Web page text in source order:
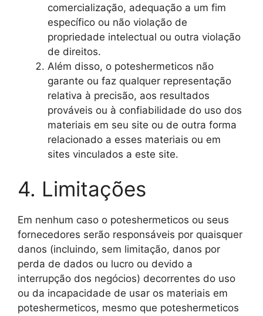
comercialização, adequação a um fim
específico ou não violação de
propriedade intelectual ou outra violação
de direitos.
Além disso, o poteshermeticos não
garante ou faz qualquer representação
relativa à precisão, aos resultados
prováveis ​​ou à confiabilidade do uso dos
materiais em seu site ou de outra forma
relacionado a esses materiais ou em
sites vinculados a este site.
4. Limitações
Em nenhum caso o poteshermeticos ou seus
fornecedores serão responsáveis ​​por quaisquer
danos (incluindo, sem limitação, danos por
perda de dados ou lucro ou devido a
interrupção dos negócios) decorrentes do uso
ou da incapacidade de usar os materiais em
poteshermeticos, mesmo que poteshermeticos